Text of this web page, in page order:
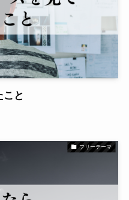
こと
フリーテーマ